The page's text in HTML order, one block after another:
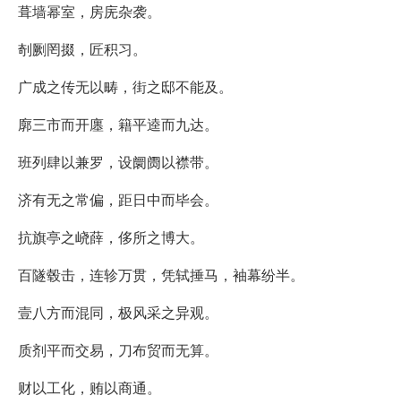
葺墙幂室，房庑杂袭。
剞劂罔掇，匠积习。
广成之传无以畴，街之邸不能及。
廓三市而开廛，籍平逵而九达。
班列肆以兼罗，设阛阓以襟带。
济有无之常偏，距日中而毕会。
抗旗亭之峣薛，侈所之博大。
百隧毂击，连轸万贯，凭轼捶马，袖幕纷半。
壹八方而混同，极风采之异观。
质剂平而交易，刀布贸而无算。
财以工化，贿以商通。